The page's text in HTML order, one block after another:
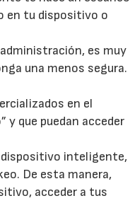
en tu dispositivo o
es muy
una menos segura.
en el
y que puedan acceder
dispositivo inteligente,
De esta manera,
acceder a tus